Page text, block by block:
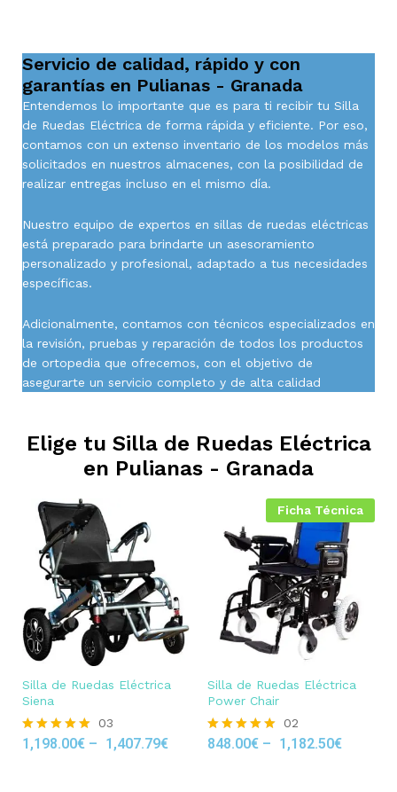
Servicio de calidad, rápido y con
garantías en Pulianas - Granada
Entendemos lo importante que es para ti recibir tu Silla
de Ruedas Eléctrica de forma rápida y eficiente. Por eso,
contamos con un extenso inventario de los modelos más
solicitados en nuestros almacenes, con la posibilidad de
realizar entregas incluso en el mismo día.
Nuestro equipo de expertos en sillas de ruedas eléctricas
está preparado para brindarte un asesoramiento
personalizado y profesional, adaptado a tus necesidades
específicas.
Adicionalmente, contamos con técnicos especializados en
la revisión, pruebas y reparación de todos los productos
de ortopedia que ofrecemos, con el objetivo de
asegurarte un servicio completo y de alta calidad
Elige tu Silla de Ruedas Eléctrica
en Pulianas - Granada
Silla de Ruedas Eléctrica
Siena
Rated
03
1,198.00€ – 1,407.79€
Ficha Técnica
Silla de Ruedas Eléctrica
Power Chair
Rated
02
848.00€ – 1,182.50€